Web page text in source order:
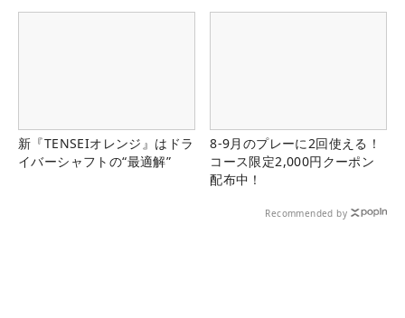
新『TENSEIオレンジ』はドラ
イバーシャフトの“最適解”
8-9月のプレーに2回使える！
コース限定2,000円クーポン
配布中！
Recommended by